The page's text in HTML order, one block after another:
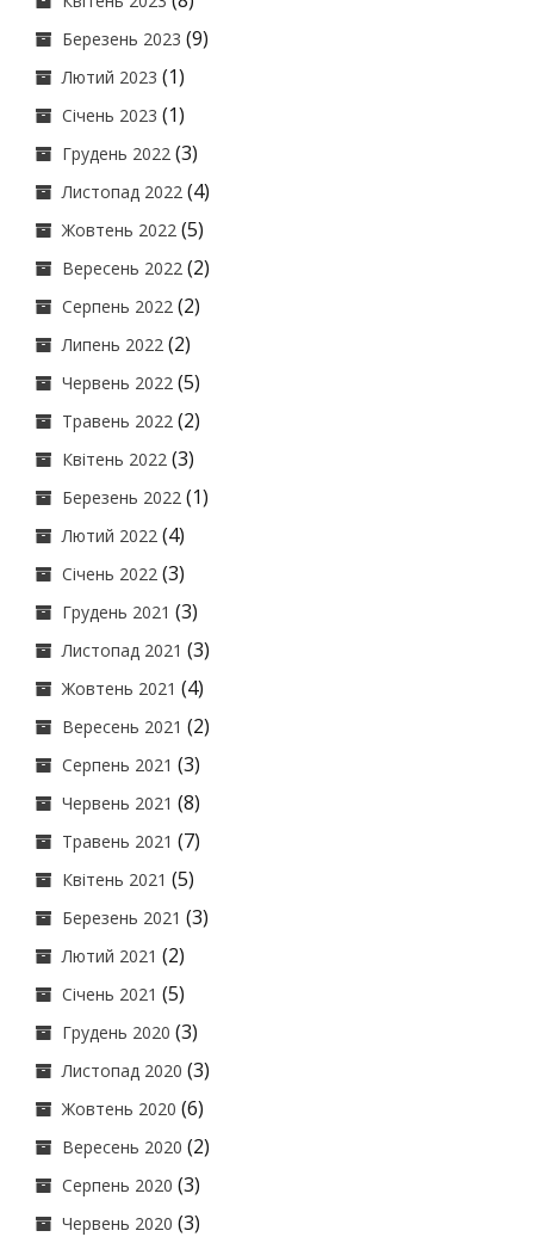
Березень 2023 (9)
Лютий 2023 (1)
Січень 2023 (1)
Грудень 2022 (3)
Листопад 2022 (4)
Жовтень 2022 (5)
Вересень 2022 (2)
Серпень 2022 (2)
Липень 2022 (2)
Червень 2022 (5)
Травень 2022 (2)
Квітень 2022 (3)
Березень 2022 (1)
Лютий 2022 (4)
Січень 2022 (3)
Грудень 2021 (3)
Листопад 2021 (3)
Жовтень 2021 (4)
Вересень 2021 (2)
Серпень 2021 (3)
Червень 2021 (8)
Травень 2021 (7)
Квітень 2021 (5)
Березень 2021 (3)
Лютий 2021 (2)
Січень 2021 (5)
Грудень 2020 (3)
Листопад 2020 (3)
Жовтень 2020 (6)
Вересень 2020 (2)
Серпень 2020 (3)
Червень 2020 (3)